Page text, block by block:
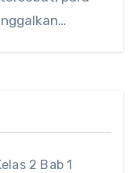
2 Bab 1